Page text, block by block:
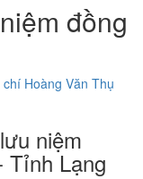
đồng
Hoàng Văn Thụ
niệm
Tỉnh Lạng